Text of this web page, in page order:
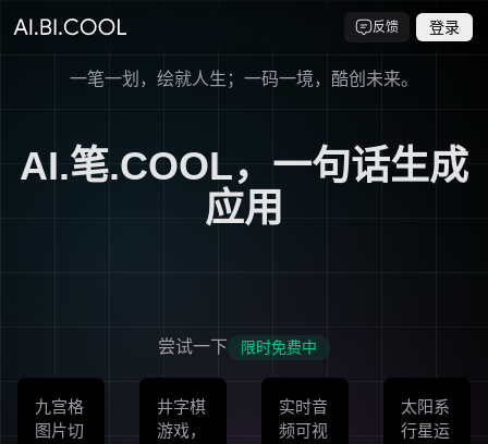
反馈 登录
一笔一划，绘就人生；一码一境，酷创未来。
AI.笔.COOL，一句话生成
应用
尝试一下 限时免费中
九宫格
图片切
井字棋
游戏，
实时音
频可视
太阳系
行星运